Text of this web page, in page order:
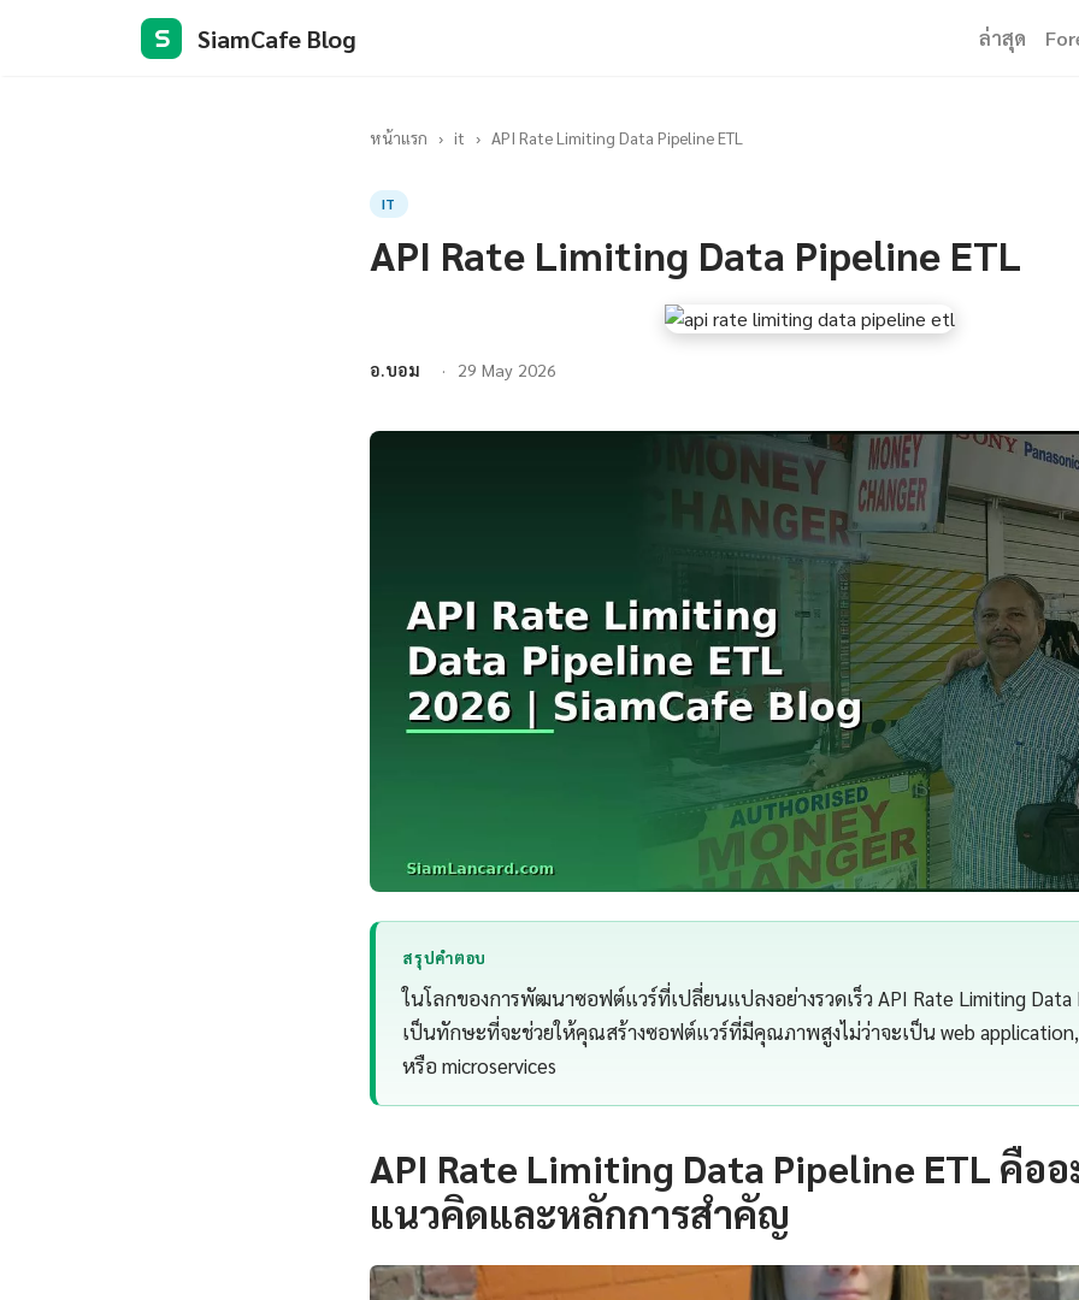
S SiamCafe Blog ล่าสุด
หน้าแรก › it › API Rate Limiting Data Pipeline ETL
IT
API Rate Limiting Data Pipeline ETL
อ.บอม 29 May 2026
สรุปคำตอบ
ในโลกของการพัฒนาซอฟต์แวร์ที่เปลี่ยนแปลงอย่างรวดเร็ว API Rate Limiting Data
เป็นทักษะที่จะช่วยให้คุณสร้างซอฟต์แวร์ที่มีคุณภาพสูงไม่ว่าจะเป็น web application,
หรือ microservices
API Rate Limiting Data Pipeline ETL คือ
แนวคิดและหลักการสำคัญ